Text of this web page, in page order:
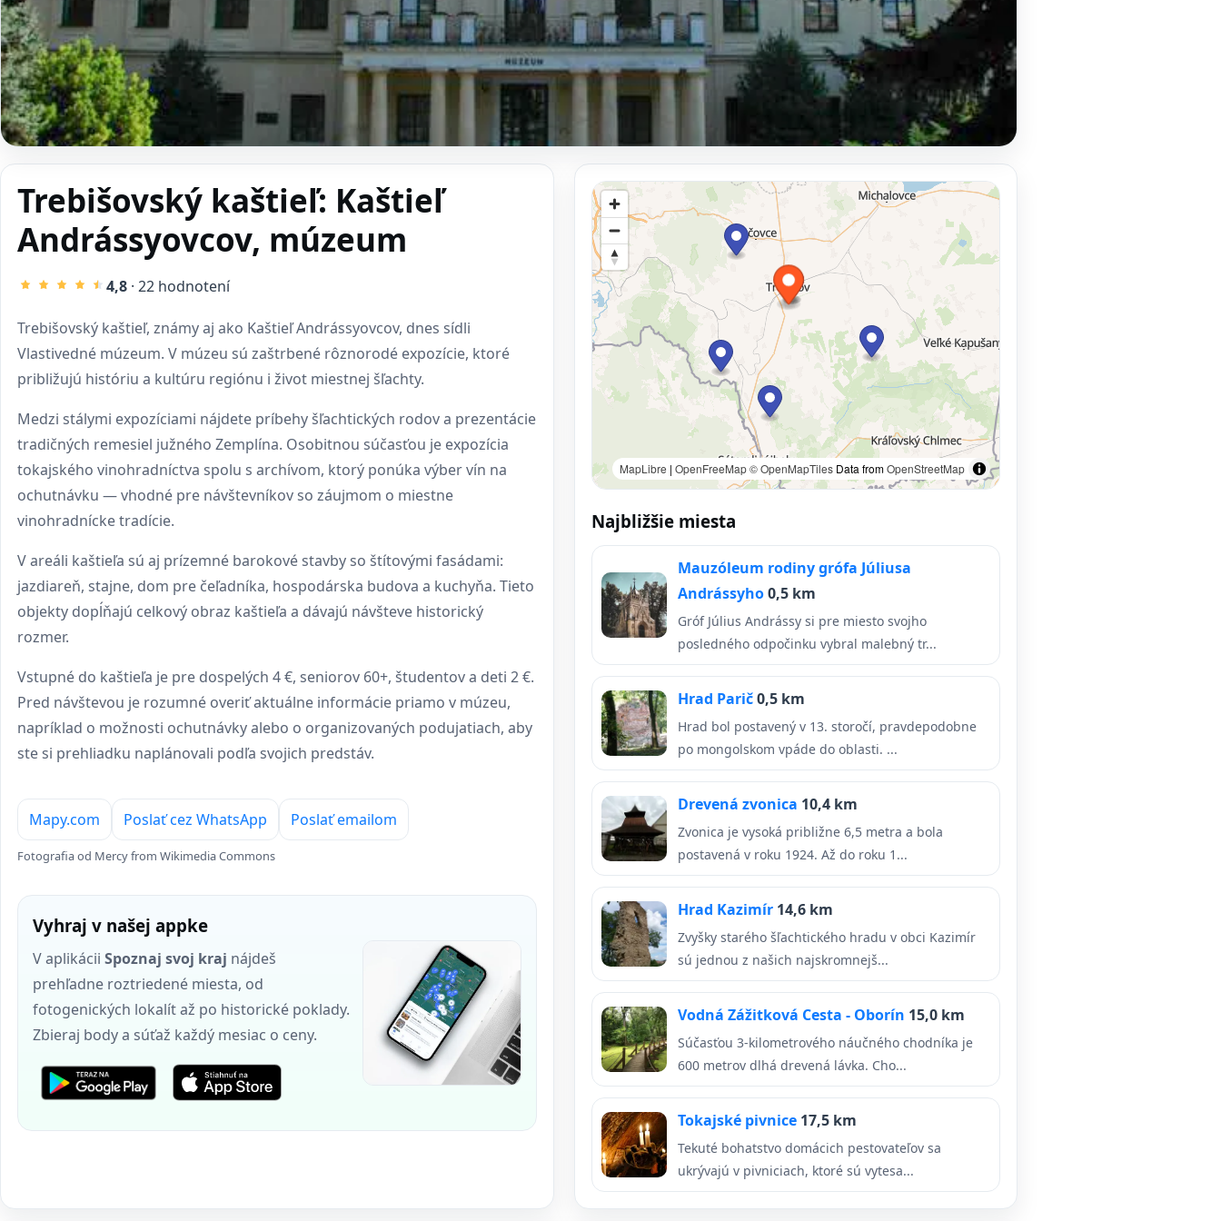
Trebišovský kaštieľ: Kaštieľ
Andrássyovcov, múzeum
4,8 · 22 hodnotení
Trebišovský kaštieľ, známy aj ako Kaštieľ Andrássyovcov, dnes sídli
Vlastivedné múzeum. V múzeu sú zaštrbené rôznorodé expozície, ktoré
približujú históriu a kultúru regiónu i život miestnej šľachty.
Medzi stálymi expozíciami nájdete príbehy šľachtických rodov a prezentácie
tradičných remesiel južného Zemplína. Osobitnou súčasťou je expozícia
tokajského vinohradníctva spolu s archívom, ktorý ponúka výber vín na
ochutnávku — vhodné pre návštevníkov so záujmom o miestne
vinohradnícke tradície.
V areáli kaštieľa sú aj prízemné barokové stavby so štítovými fasádami:
jazdiareň, stajne, dom pre čeľadníka, hospodárska budova a kuchyňa. Tieto
objekty dopĺňajú celkový obraz kaštieľa a dávajú návšteve historický
rozmer.
Vstupné do kaštieľa je pre dospelých 4 €, seniorov 60+, študentov a deti 2 €.
Pred návštevou je rozumné overiť aktuálne informácie priamo v múzeu,
napríklad o možnosti ochutnávky alebo o organizovaných podujatiach, aby
ste si prehliadku naplánovali podľa svojich predstáv.
Mapy.com Poslať cez WhatsApp Poslať emailom
Fotografia od Mercy from Wikimedia Commons
Vyhraj v našej appke
V aplikácii Spoznaj svoj kraj nájdeš
prehľadne roztriedené miesta, od
fotogenických lokalít až po historické poklady.
Zbieraj body a súťaž každý mesiac o ceny.
MapLibre | OpenFreeMap© OpenMapTiles Data fromOpenStreetMap
Najbližšie miesta
Mauzóleum rodiny grófa Júliusa
Andrássyho0,5 km
Gróf Július Andrássy si pre miesto svojho
posledného odpočinku vybral malebný tr...
Hrad Parič0,5 km
Hrad bol postavený v 13. storočí, pravdepodobne
po mongolskom vpáde do oblasti. ...
Drevená zvonica 10,4 km
Zvonica je vysoká približne 6,5 metra a bola
postavená v roku 1924. Až do roku 1...
Hrad Kazimír 14,6 km
Zvyšky starého šľachtického hradu v obci Kazimír
sú jednou z našich najskromnejš...
Vodná Zážitková Cesta - Oborín 15,0 km
Súčasťou 3-kilometrového náučného chodníka je
600 metrov dlhá drevená lávka. Cho...
Tokajské pivnice 17,5 km
Tekuté bohatstvo domácich pestovateľov sa
ukrývajú v pivniciach, ktoré sú vytesa...